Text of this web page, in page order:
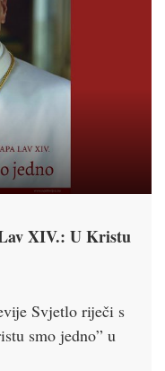
XIV.: U Kristu
Svjetlo riječi s
smo jedno” u